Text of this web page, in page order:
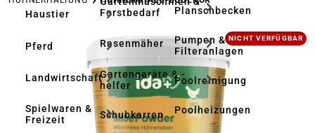
Haustier
Pferd
Landwirtschaft
Spielwaren &
Freizeit
Forstbedarf
Rasenmäher
Gartengeräte & -
helfer
Schubkarren
Planschbecken
Pumpen &
Filteranlagen
Poolreinigung
Poolheizungen
Bildergalerie überspringen NICHT VERFÜGBAR